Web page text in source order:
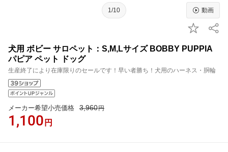
1/10 動画
犬用 ボビー サロペット：S,M,Lサイズ BOBBY PUPPIA
パピア ペット ドッグ
生産終了により在庫限りのセールです！早い者勝ち！犬用のハーネス・胴輪
メーカー希望小売価格 3,960円
1,100 円